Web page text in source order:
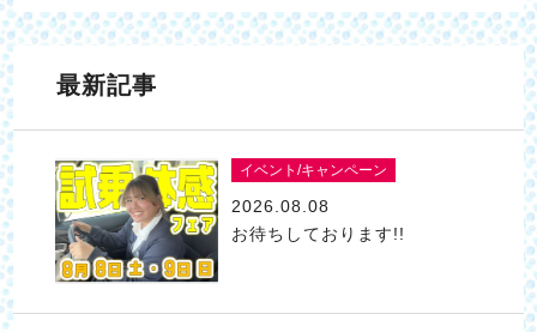
最新記事
イベント/キャンペーン
2026.08.08
お待ちしております!!